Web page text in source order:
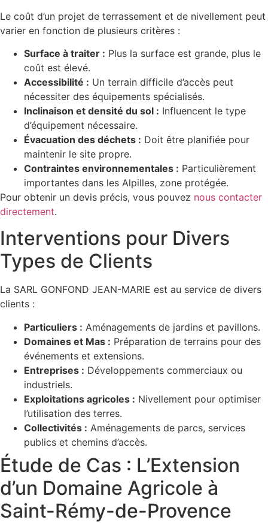
Le coût d’un projet de terrassement et de nivellement peut
varier en fonction de plusieurs critères :
Surface à traiter : Plus la surface est grande, plus le
coût est élevé.
Accessibilité : Un terrain difficile d’accès peut
nécessiter des équipements spécialisés.
Inclinaison et densité du sol : Influencent le type
d’équipement nécessaire.
Évacuation des déchets : Doit être planifiée pour
maintenir le site propre.
Contraintes environnementales : Particulièrement
importantes dans les Alpilles, zone protégée.
Pour obtenir un devis précis, vous pouvez nous contacter
directement.
Interventions pour Divers
Types de Clients
La SARL GONFOND JEAN-MARIE est au service de divers
clients :
Particuliers : Aménagements de jardins et pavillons.
Domaines et Mas : Préparation de terrains pour des
événements et extensions.
Entreprises : Développements commerciaux ou
industriels.
Exploitations agricoles : Nivellement pour optimiser
l’utilisation des terres.
Collectivités : Aménagements de parcs, services
publics et chemins d’accès.
Étude de Cas : L’Extension
d’un Domaine Agricole à
Saint-Rémy-de-Provence